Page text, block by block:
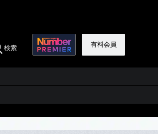
検索 有料会員